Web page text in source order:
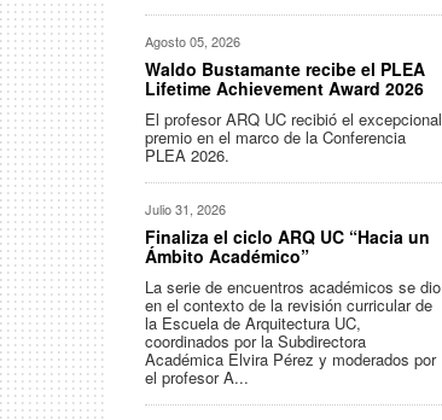
Agosto 05, 2026
Waldo Bustamante recibe el PLEA
Lifetime Achievement Award 2026
El profesor ARQ UC recibió el excepcional
premio en el marco de la Conferencia
PLEA 2026.
Julio 31, 2026
Finaliza el ciclo ARQ UC “Hacia un
Ámbito Académico”
La serie de encuentros académicos se dio
en el contexto de la revisión curricular de
la Escuela de Arquitectura UC,
coordinados por la Subdirectora
Académica Elvira Pérez y moderados por
el profesor A...